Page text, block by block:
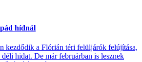
hídnál
kezdődik a Flórián téri felüljárók felújítása,
hidat. De már februárban is lesznek